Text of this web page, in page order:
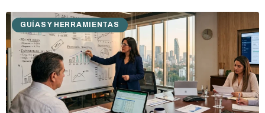
GUÍAS Y HERRAMIENTAS